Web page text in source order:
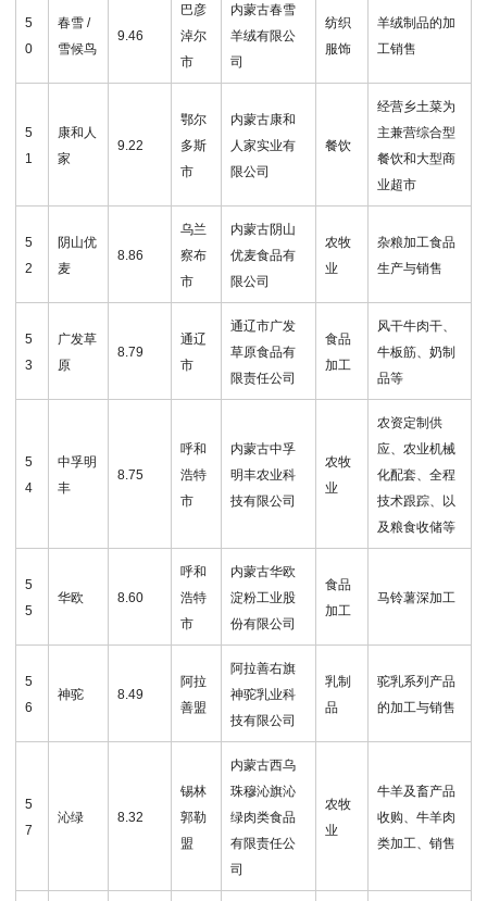
5
0
春雪 /
雪候鸟
9.46
巴彦
淖尔
市
内蒙古春雪
羊绒有限公
司
纺织
服饰
羊绒制品的加
工销售
5
1
康和人
家
9.22
鄂尔
多斯
市
内蒙古康和
人家实业有
限公司
餐饮
经营乡土菜为
主兼营综合型
餐饮和大型商
业超市
5
2
阴山优
麦
8.86
乌兰
察布
市
内蒙古阴山
优麦食品有
限公司
农牧
业
杂粮加工食品
生产与销售
5
3
广发草
原
8.79
通辽
市
通辽市广发
草原食品有
限责任公司
食品
加工
风干牛肉干、
牛板筋、奶制
品等
5
4
中孚明
丰
8.75
呼和
浩特
市
内蒙古中孚
明丰农业科
技有限公司
农牧
业
农资定制供
应、农业机械
化配套、全程
技术跟踪、以
及粮食收储等
5
5
华欧 8.60
呼和
浩特
市
内蒙古华欧
淀粉工业股
份有限公司
食品
加工
马铃薯深加工
5
6
神驼 8.49
阿拉
善盟
阿拉善右旗
神驼乳业科
技有限公司
乳制
品
驼乳系列产品
的加工与销售
5
7
沁绿 8.32
锡林
郭勒
盟
内蒙古西乌
珠穆沁旗沁
绿肉类食品
有限责任公
司
农牧
业
牛羊及畜产品
收购、牛羊肉
类加工、销售